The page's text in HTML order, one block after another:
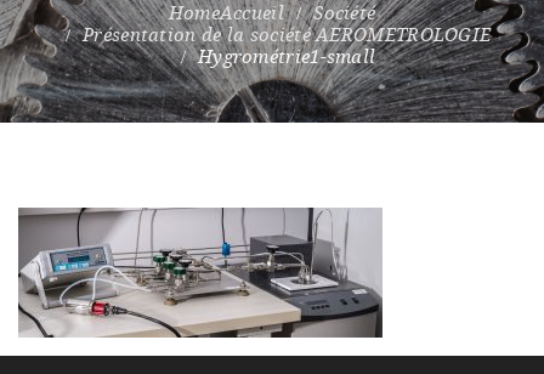
Accueil
Société
Présentation de la société AEROMETROLOGIE
Hygrométrie1-small